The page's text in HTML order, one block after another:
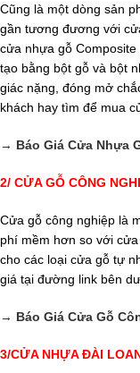
Cũng là một dòng sản
gần tương đương với
cửa nhựa gỗ
tạo bằng bột gỗ và bột
giác nặng, đóng mở
khách hay tìm để mua
→ Báo Giá Cửa Nhựa
2/ CỬA GỖ CÔNG
Cửa gỗ công nghiệp là
phí mềm hơn so với
cho các loại cửa gỗ tự
giá tại đường link bên
→ Báo Giá Cửa Gỗ
3/CỬA NHỰA ĐÀI